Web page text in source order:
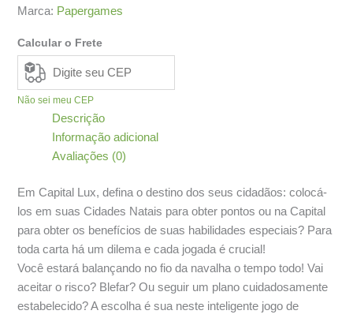
Marca: Papergames
Calcular o Frete
Não sei meu CEP
Descrição
Informação adicional
Avaliações (0)
Em Capital Lux, defina o destino dos seus cidadãos: colocá-
los em suas Cidades Natais para obter pontos ou na Capital
para obter os benefícios de suas habilidades especiais? Para
toda carta há um dilema e cada jogada é crucial!
Você estará balançando no fio da navalha o tempo todo! Vai
aceitar o risco? Blefar? Ou seguir um plano cuidadosamente
estabelecido? A escolha é sua neste inteligente jogo de